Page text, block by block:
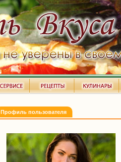
Профиль пользователя